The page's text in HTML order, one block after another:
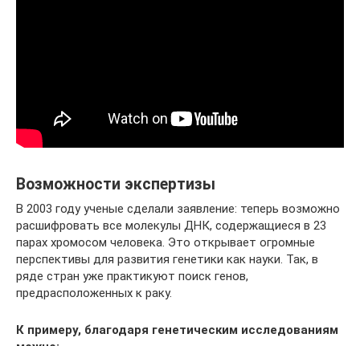
Возможности экспертизы
В 2003 году ученые сделали заявление: теперь возможно
расшифровать все молекулы ДНК, содержащиеся в 23
парах хромосом человека. Это открывает огромные
перспективы для развития генетики как науки. Так, в
ряде стран уже практикуют поиск генов,
предрасположенных к раку.
К примеру, благодаря генетическим исследованиям